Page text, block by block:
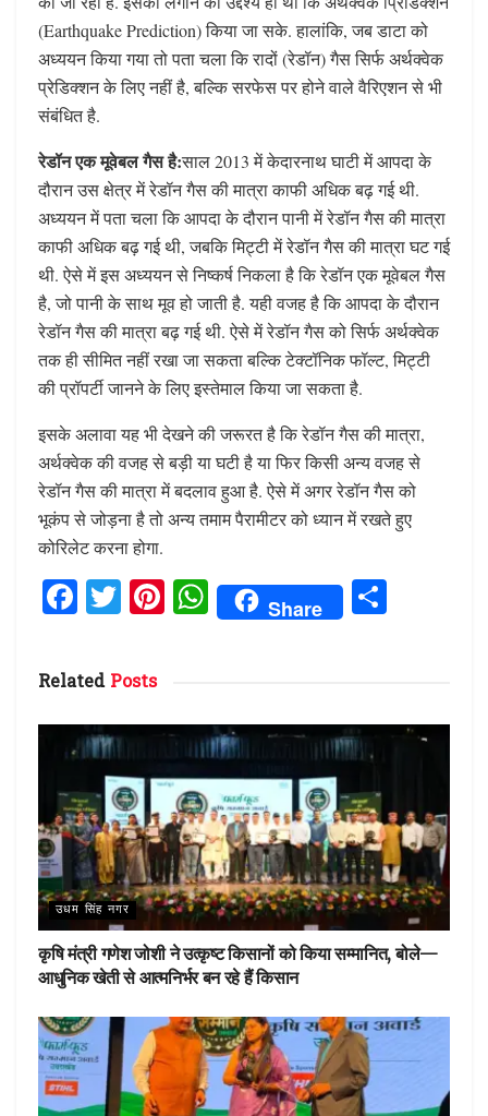
(Earthquake Prediction) किया जा सके. हालांकि, जब डाटा को
अध्ययन किया गया तो पता चला कि रादों (रेडॉन) गैस सिर्फ अर्थक्वेक
प्रेडिक्शन के लिए नहीं है, बल्कि सरफेस पर होने वाले वैरिएशन से भी
संबंधित है.
रेडॉन एक मूवेबल गैस है:साल 2013 में केदारनाथ घाटी में आपदा के
दौरान उस क्षेत्र में रेडॉन गैस की मात्रा काफी अधिक बढ़ गई थी.
अध्ययन में पता चला कि आपदा के दौरान पानी में रेडॉन गैस की मात्रा
काफी अधिक बढ़ गई थी, जबकि मिट्टी में रेडॉन गैस की मात्रा घट गई
थी. ऐसे में इस अध्ययन से निष्कर्ष निकला है कि रेडॉन एक मूवेबल गैस
है, जो पानी के साथ मूव हो जाती है. यही वजह है कि आपदा के दौरान
रेडॉन गैस की मात्रा बढ़ गई थी. ऐसे में रेडॉन गैस को सिर्फ अर्थक्वेक
तक ही सीमित नहीं रखा जा सकता बल्कि टेक्टॉनिक फॉल्ट, मिट्टी
की प्रॉपर्टी जानने के लिए इस्तेमाल किया जा सकता है.
इसके अलावा यह भी देखने की जरूरत है कि रेडॉन गैस की मात्रा,
अर्थक्वेक की वजह से बड़ी या घटी है या फिर किसी अन्य वजह से
रेडॉन गैस की मात्रा में बदलाव हुआ है. ऐसे में अगर रेडॉन गैस को
भूकंप से जोड़ना है तो अन्य तमाम पैरामीटर को ध्यान में रखते हुए
कोरिलेट करना होगा.
F
a
ce
b
o
o
k
T
w
it
te
r
Pi
n
st
W
h
A
p
p
Share
RelatedPosts
उधम सिंह नगर
कृषि मंत्री गणेश जोशी ने उत्कृष्ट किसानों को किया सम्मानित, बोले—
आधुनिक खेती से आत्मनिर्भर बन रहे हैं किसान